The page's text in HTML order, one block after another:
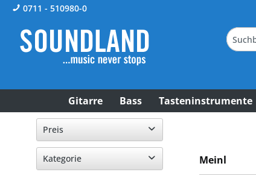
0711 - 510980-0
Gitarre Bass Tasteninstrumente
Preis
von0,25 €bis519,00 €
Kategorie Meinl